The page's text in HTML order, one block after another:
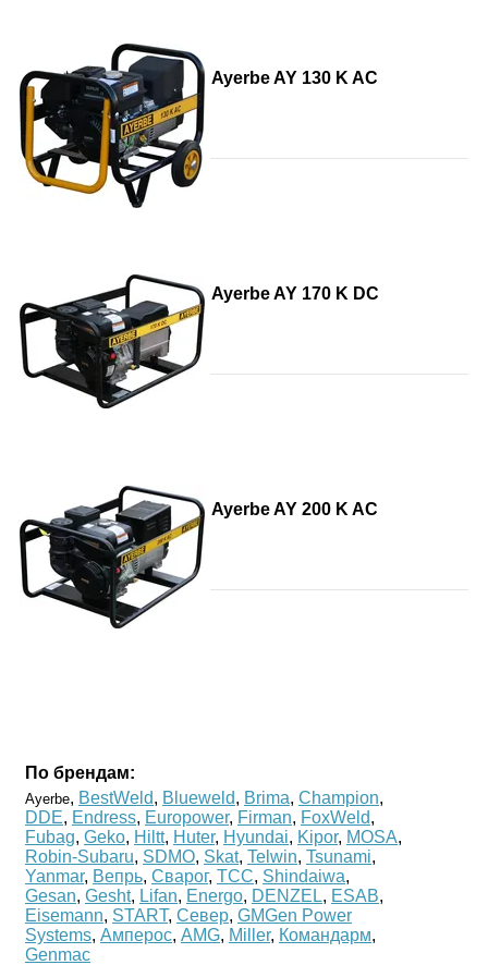
Ayerbe AY 130 K AC
Ayerbe AY 170 K DC
Ayerbe AY 200 K AC
По брендам:
Ayerbe, BestWeld, Blueweld, Brima, Champion,
DDE, Endress, Europower, Firman, FoxWeld,
Fubag, Geko, Hiltt, Huter, Hyundai, Kipor, MOSA,
Robin-Subaru, SDMO, Skat, Telwin, Tsunami,
Yanmar, Вепрь, Сварог, ТСС, Shindaiwa,
Gesan, Gesht, Lifan, Energo, DENZEL, ESAB,
Eisemann, START, Север, GMGen Power
Systems, Амперос, AMG, Miller, Командарм,
Genmac